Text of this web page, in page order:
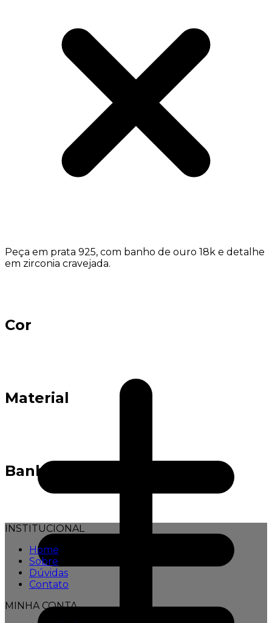
Peça em prata 925, com banho de ouro 18k e detalhe
em zirconia cravejada.
Cor
Material
Banho
INSTITUCIONAL
Home
Sobre
Dúvidas
Contato
MINHA CONTA